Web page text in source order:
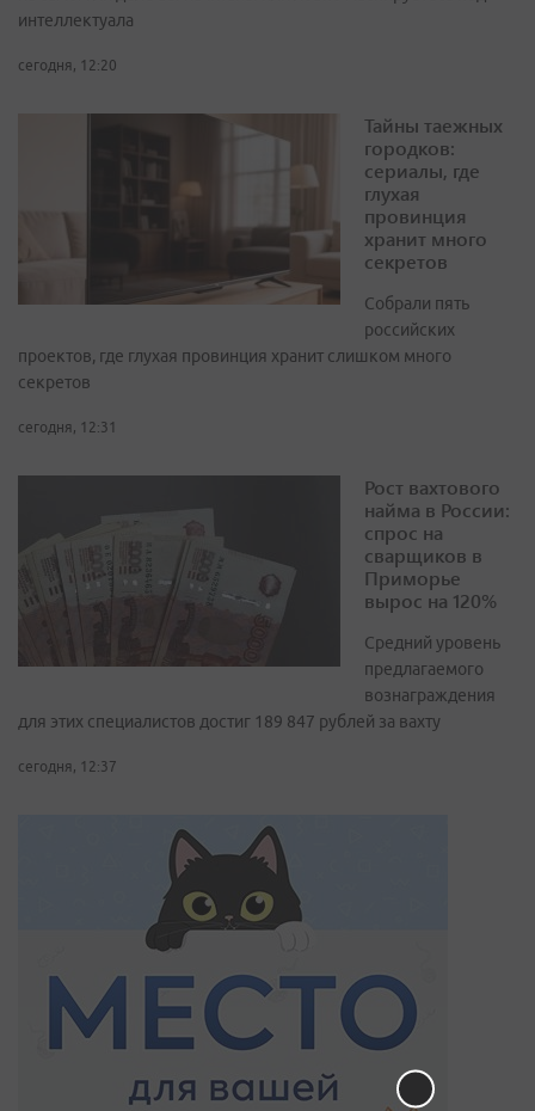
интеллектуала
сегодня, 12:20
Тайны таежных
городков:
сериалы, где
глухая
провинция
хранит много
секретов
Собрали пять
российских
проектов, где глухая провинция хранит слишком много
секретов
сегодня, 12:31
Рост вахтового
найма в России:
спрос на
сварщиков в
Приморье
вырос на 120%
Средний уровень
предлагаемого
вознаграждения
для этих специалистов достиг 189 847 рублей за вахту
сегодня, 12:37